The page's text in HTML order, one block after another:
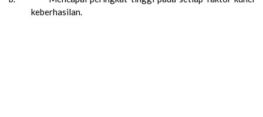
keberhasilan.